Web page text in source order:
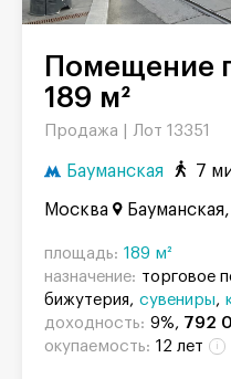
Помещение под сувениры,
189 м²
Продажа | Лот 13351
Бауманская 7
Москва
площадь: 189 м²
назначение: торговое
бижутерия
сувениры
доходность: 9%, 792
окупаемость: 12 лет